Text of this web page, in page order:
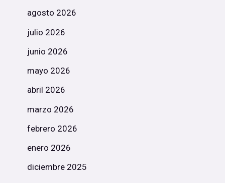
agosto 2026
julio 2026
junio 2026
mayo 2026
abril 2026
marzo 2026
febrero 2026
enero 2026
diciembre 2025